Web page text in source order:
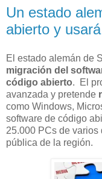
Un estado
abierto y
El estado alemán de
migración del
código abierto. El
avanzada y pretende
como Windows,
software de código
25.000 PCs de
pública de la región.